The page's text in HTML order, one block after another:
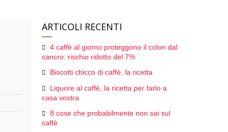
ARTICOLI RECENTI
4 caffè al giorno proteggono il colon dal
cancro: rischio ridotto del 7%
Biscotti chicco di caffè, la ricetta
Liquore al caffè, la ricetta per farlo a
casa vostra
8 cose che probabilmente non sai sul
caffè